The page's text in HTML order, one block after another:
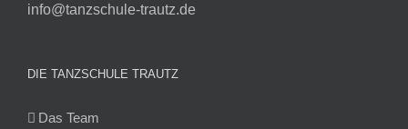
info@tanzschule-trautz.de
DIE TANZSCHULE TRAUTZ
Das Team